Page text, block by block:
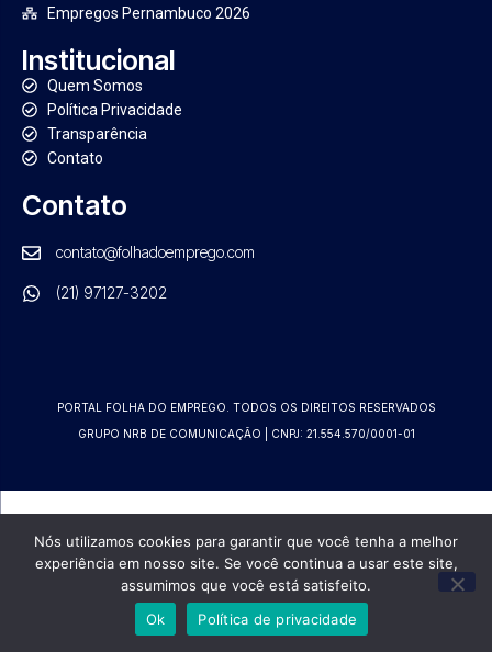
Empregos Pernambuco 2026
Institucional
Quem Somos
Política Privacidade
Transparência
Contato
Contato
contato@folhadoemprego.com
(21) 97127-3202
PORTAL FOLHA DO EMPREGO. TODOS OS DIREITOS RESERVADOS
GRUPO NRB DE COMUNICAÇÃO | CNPJ: 21.554.570/0001-01
Nós utilizamos cookies para garantir que você tenha a melhor
experiência em nosso site. Se você continua a usar este site,
assumimos que você está satisfeito.
Ok
Política de privacidade